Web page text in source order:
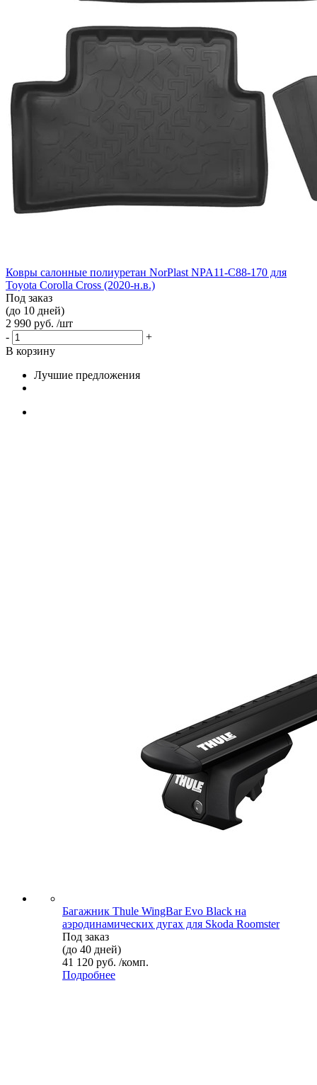
Ковры салонные полиуретан NorPlast NPA11-C88-170 для
Toyota Corolla Cross (2020-н.в.)
Под заказ
(до 10 дней)
2 990 руб. /шт
-
+
В корзину
Лучшие предложения
Багажник Thule WingBar Evo Black на
аэродинамических дугах для Skoda Roomster
Под заказ
(до 40 дней)
41 120 руб. /комп.
Подробнее